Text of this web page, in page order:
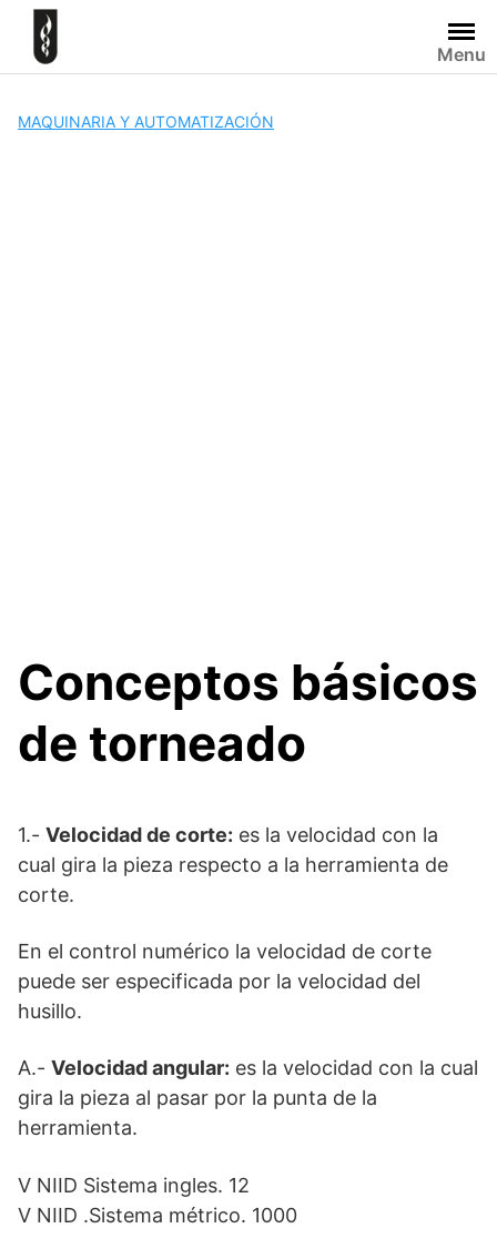
Skip
content
Menu
MAQUINARIA Y AUTOMATIZACIÓN
Conceptos básicos
de torneado
1.- Velocidad de corte: es la velocidad con la
cual gira la pieza respecto a la herramienta de
corte.
En el control numérico la velocidad de corte
puede ser especificada por la velocidad del
husillo.
A.- Velocidad angular: es la velocidad con la cual
gira la pieza al pasar por la punta de la
herramienta.
V NIID Sistema ingles. 12
V NIID .Sistema métrico. 1000